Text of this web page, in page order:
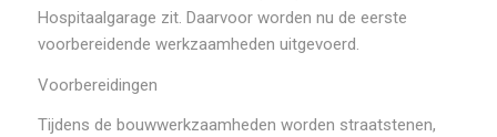
Hospitaalgarage zit. Daarvoor worden nu de eerste
voorbereidende werkzaamheden uitgevoerd.
Voorbereidingen
Tijdens de bouwwerkzaamheden worden straatstenen,